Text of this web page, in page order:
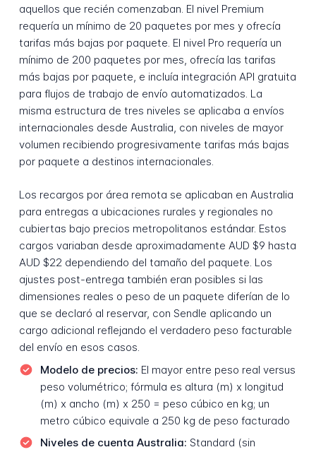
aquellos que recién comenzaban. El nivel Premium
requería un mínimo de 20 paquetes por mes y ofrecía
tarifas más bajas por paquete. El nivel Pro requería un
mínimo de 200 paquetes por mes, ofrecía las tarifas
más bajas por paquete, e incluía integración API gratuita
para flujos de trabajo de envío automatizados. La
misma estructura de tres niveles se aplicaba a envíos
internacionales desde Australia, con niveles de mayor
volumen recibiendo progresivamente tarifas más bajas
por paquete a destinos internacionales.
Los recargos por área remota se aplicaban en Australia
para entregas a ubicaciones rurales y regionales no
cubiertas bajo precios metropolitanos estándar. Estos
cargos variaban desde aproximadamente AUD $9 hasta
AUD $22 dependiendo del tamaño del paquete. Los
ajustes post-entrega también eran posibles si las
dimensiones reales o peso de un paquete diferían de lo
que se declaró al reservar, con Sendle aplicando un
cargo adicional reflejando el verdadero peso facturable
del envío en esos casos.
Modelo de precios: El mayor entre peso real versus
peso volumétrico; fórmula es altura (m) x longitud
(m) x ancho (m) x 250 = peso cúbico en kg; un
metro cúbico equivale a 250 kg de peso facturado
Niveles de cuenta Australia: Standard (sin